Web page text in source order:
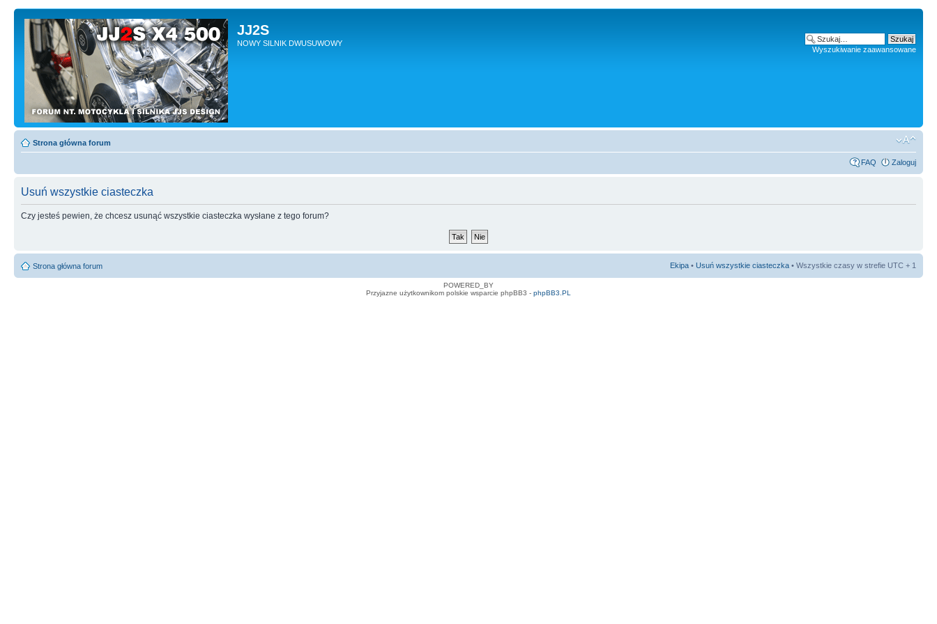
JJ2S
NOWY SILNIK DWUSUWOWY
Wyszukiwanie zaawansowane
Strona główna forum
FAQ Zaloguj
Usuń wszystkie ciasteczka
Czy jesteś pewien, że chcesz usunąć wszystkie ciasteczka wysłane z tego forum?
Strona główna forum Ekipa • Usuń wszystkie ciasteczka • Wszystkie czasy w strefie UTC + 1
POWERED_BY
Przyjazne użytkownikom polskie wsparcie phpBB3 - phpBB3.PL